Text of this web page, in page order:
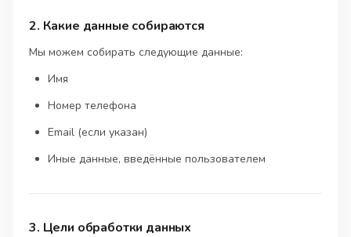
2. Какие данные собираются
Мы можем собирать следующие данные:
Имя
Номер телефона
Email (если указан)
Иные данные, введённые пользователем
3. Цели обработки данных